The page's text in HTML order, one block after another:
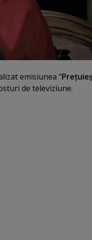
emisiunea "
de televiziune.